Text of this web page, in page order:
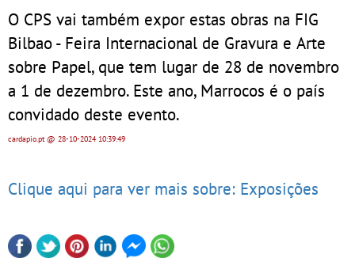
O CPS vai também expor estas obras na FIG
Bilbao - Feira Internacional de Gravura e Arte
sobre Papel, que tem lugar de 28 de novembro
a 1 de dezembro. Este ano, Marrocos é o país
convidado deste evento.
cardapio.pt@ 28-10-202410:39:49
Clique aqui para ver mais sobre: Exposições